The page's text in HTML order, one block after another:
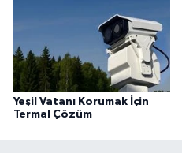
Yeşil Vatanı Korumak İçin
Termal Çözüm